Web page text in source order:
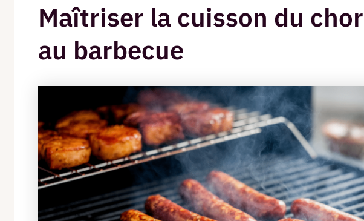
Maîtriser la cuisson du
au barbecue